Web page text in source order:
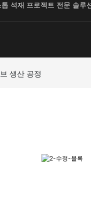
스톱 석재 프로젝트 전
생산 공정